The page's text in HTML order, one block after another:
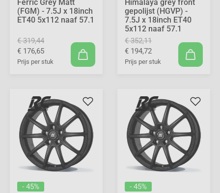
Ferric Grey Matt
(FGM) - 7.5J x 18inch
ET40 5x112 naaf 57.1
€ 319,44
€ 176,65
Prijs per stuk
Himalaya grey front
gepolijst (HGVP) -
7.5J x 18inch ET40
5x112 naaf 57.1
€ 352,11
€ 194,72
Prijs per stuk
- 45% - 45%